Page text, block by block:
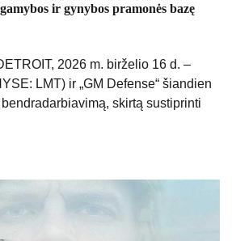
ir gynybos pramonės bazę
2026 m. birželio 16 d. –
LMT) ir „GM Defense“ šiandien
skirtą sustiprinti